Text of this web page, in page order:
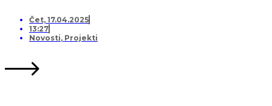
Čet, 17.04.2025
13:27
Novosti, Projekti